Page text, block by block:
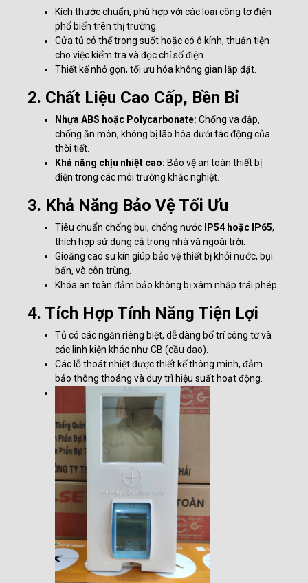
Kích thước chuẩn, phù hợp với các loại công tơ điện
phổ biến trên thị trường.
Cửa tủ có thể trong suốt hoặc có ô kính, thuận tiện
cho việc kiểm tra và đọc chỉ số điện.
Thiết kế nhỏ gọn, tối ưu hóa không gian lắp đặt.
2. Chất Liệu Cao Cấp, Bền Bỉ
Nhựa ABS hoặc Polycarbonate: Chống va đập,
chống ăn mòn, không bị lão hóa dưới tác động của
thời tiết.
Khả năng chịu nhiệt cao: Bảo vệ an toàn thiết bị
điện trong các môi trường khắc nghiệt.
3. Khả Năng Bảo Vệ Tối Ưu
Tiêu chuẩn chống bụi, chống nước IP54 hoặc IP65,
thích hợp sử dụng cả trong nhà và ngoài trời.
Gioăng cao su kín giúp bảo vệ thiết bị khỏi nước, bụi
bẩn, và côn trùng.
Khóa an toàn đảm bảo không bị xâm nhập trái phép.
4. Tích Hợp Tính Năng Tiện Lợi
Tủ có các ngăn riêng biệt, dễ dàng bố trí công tơ và
các linh kiện khác như CB (cầu dao).
Các lỗ thoát nhiệt được thiết kế thông minh, đảm
bảo thông thoáng và duy trì hiệu suất hoạt động.